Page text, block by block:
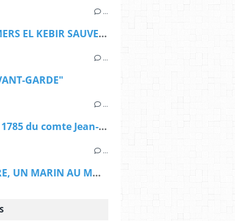
…
LA STATUE DE MERS EL KEBIR SAUVEE DES EAUX ET DE L'ABANDON
…
GARDE"
…
L’expédition en 1785 du comte Jean-François de La Pérouse
…
GEORGES BRIÈRE, UN MARIN AU MONT VALÉRIEN